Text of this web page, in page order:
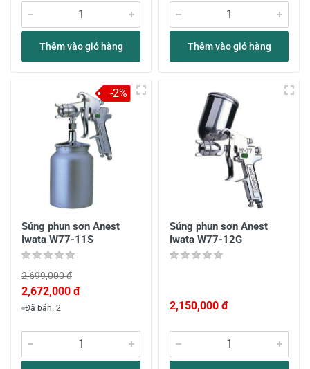
Thêm vào giỏ hàng Thêm vào giỏ hàng
Súng phun sơn Anest
Iwata W77-11S
2,699,000 đ
2,672,000 đ
Đã bán: 2
-2%
Súng phun sơn Anest
Iwata W77-12G
2,150,000 đ